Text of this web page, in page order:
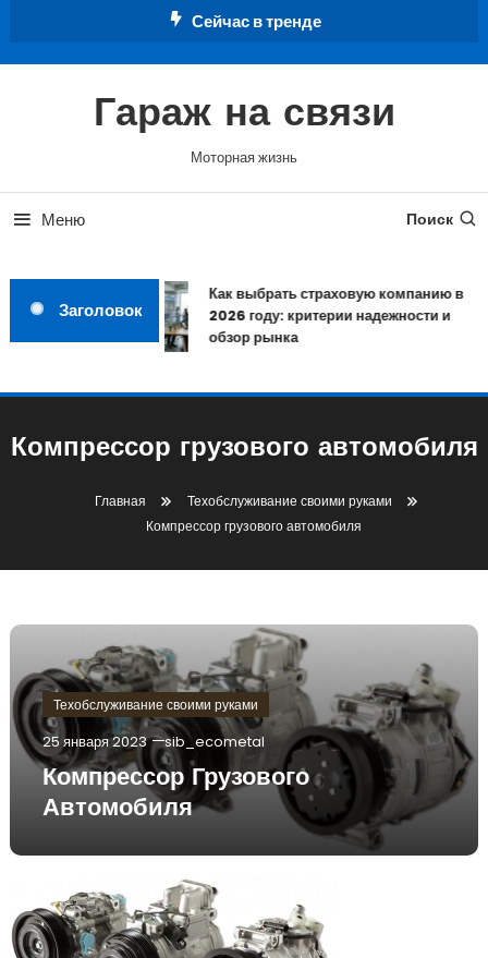
Сейчас в тренде
Гараж на связи
Моторная жизнь
Меню Поиск
Заголовок
Как выбрать страховую компанию в
2026 году: критерии надежности и
обзор рынка
Компрессор грузового автомобиля
Главная
Техобслуживание своими руками
Компрессор грузового автомобиля
Техобслуживание своими руками
25 января 2023 sib_ecometal
Компрессор Грузового
Автомобиля